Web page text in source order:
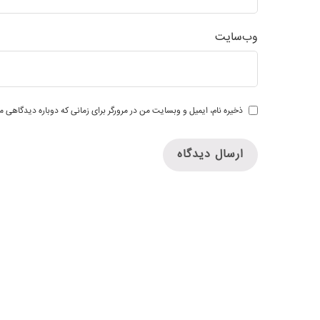
وب‌سایت
ذخیره نام، ایمیل و وبسایت من در مرورگر برای زمانی که دوباره